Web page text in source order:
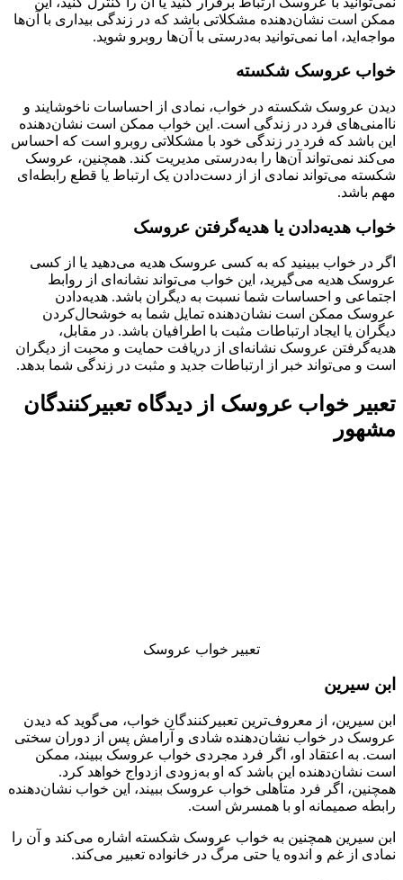
ممکن است نشان‌دهنده مشکلاتی باشد که در زندگی بیداری با آن‌ها
مواجه‌اید، اما نمی‌توانید به‌درستی با آن‌ها روبرو شوید.
خواب عروسک شکسته
دیدن عروسک شکسته در خواب، نمادی از احساسات ناخوشایند و
ناامنی‌های فرد در زندگی است. این خواب ممکن است نشان‌دهنده
این باشد که فرد در زندگی خود با مشکلاتی روبرو است که احساس
می‌کند نمی‌تواند آن‌ها را به‌درستی مدیریت کند. همچنین، عروسک
شکسته می‌تواند نمادی از از دست‌دادن یک ارتباط یا قطع رابطه‌ای
مهم باشد.
خواب هدیه‌دادن یا هدیه‌گرفتن عروسک
اگر در خواب ببینید که به کسی عروسک هدیه می‌دهید یا از کسی
عروسک هدیه می‌گیرید، این خواب می‌تواند نشانه‌ای از روابط
اجتماعی و احساسات شما نسبت به دیگران باشد. هدیه‌دادن
عروسک ممکن است نشان‌دهنده تمایل شما به خوشحال‌کردن
دیگران یا ایجاد ارتباطات مثبت با اطرافیان باشد. در مقابل،
هدیه‌گرفتن عروسک نشانه‌ای از دریافت حمایت و محبت از دیگران
است و می‌تواند خبر از ارتباطات جدید و مثبت در زندگی شما بدهد.
تعبیر خواب عروسک از دیدگاه تعبیرکنندگان
مشهور
تعبیر خواب عروسک
ابن سیرین
ابن سیرین، از معروف‌ترین تعبیرکنندگان خواب، می‌گوید که دیدن
عروسک در خواب نشان‌دهنده شادی و آرامش پس از دوران سختی
است. به اعتقاد او، اگر فرد مجردی خواب عروسک ببیند، ممکن
است نشان‌دهنده این باشد که او به‌زودی ازدواج خواهد کرد.
همچنین، اگر فرد متأهلی خواب عروسک ببیند، این خواب نشان‌دهنده
رابطه صمیمانه او با همسرش است.
ابن سیرین همچنین به خواب عروسک شکسته اشاره می‌کند و آن را
نمادی از غم و اندوه یا حتی مرگ در خانواده تعبیر می‌کند.